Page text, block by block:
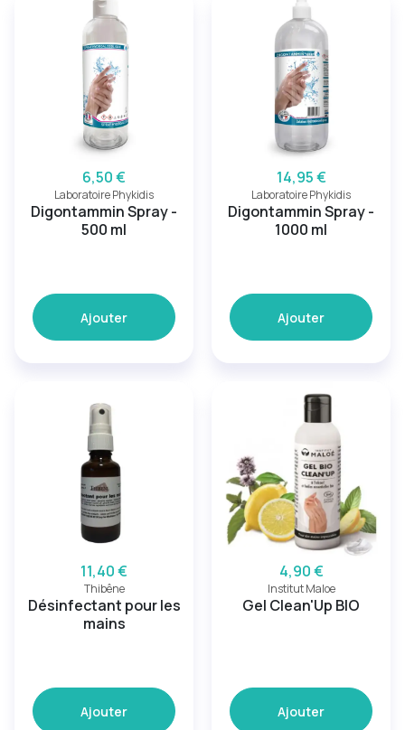
6,50 €
Laboratoire Phykidis
Digontammin Spray -
500 ml
Ajouter
14,95 €
Laboratoire Phykidis
Digontammin Spray -
1000 ml
Ajouter
11,40 €
Thibêne
Désinfectant pour les
mains
Ajouter
4,90 €
Institut Maloe
Gel Clean'Up BIO
Ajouter